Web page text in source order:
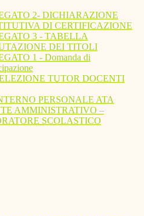
2- DICHIARAZIONE
DI CERTIFICAZIONE
3 - TABELLA
DEI TITOLI
1 - Domanda di
TUTOR DOCENTI
PERSONALE ATA
AMMINISTRATIVO –
SCOLASTICO